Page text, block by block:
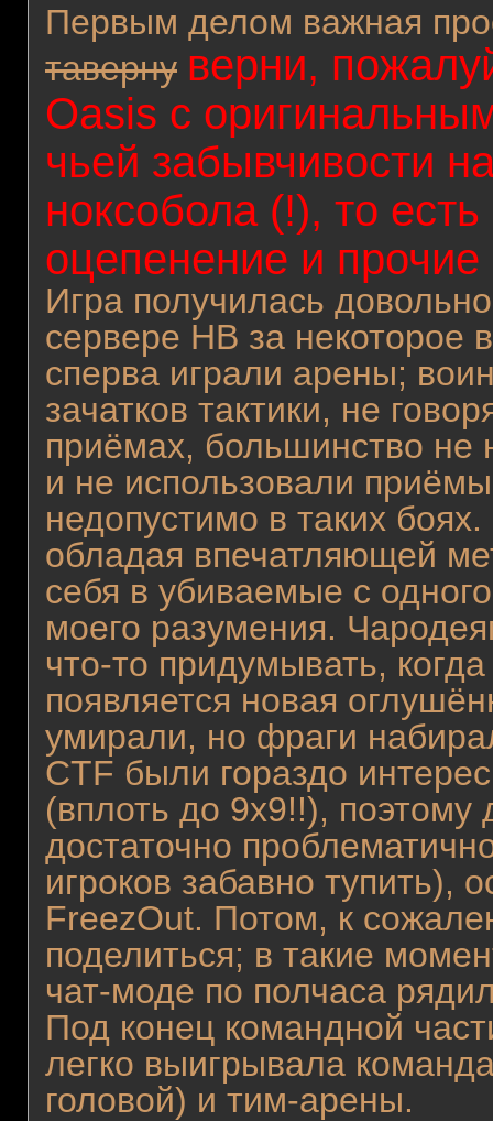
Первым делом важная
таверну верни,
Oasis с
чьей забывчивости
ноксобола (!), то
оцепенение и
Игра получилась
сервере НВ за некоторое
сперва играли арены;
зачатков тактики, не
приёмах, большинство
и не использовали
недопустимо в таких
обладая впечатляющей
себя в убиваемые с
моего разумения.
что-то придумывать,
появляется новая
умирали, но фраги
CTF были гораздо
(вплоть до 9х9!!),
достаточно
игроков забавно
FreezOut. Потом, к
поделиться; в такие
чат-моде по полчаса
Под конец командной
легко выигрывала
головой) и тим-арены.